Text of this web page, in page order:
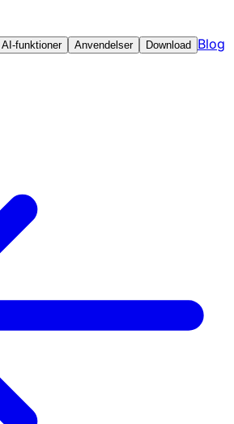
AI-funktioner Anvendelser Download Blog